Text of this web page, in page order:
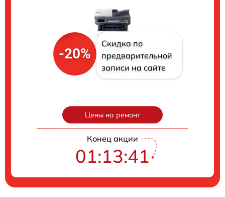
-20%
Скидка по
предварительной
записи на сайте
Цены на ремонт
Конец акции
01:13:40